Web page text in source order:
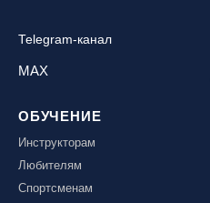
Telegram-канал
MAX
ОБУЧЕНИЕ
Инструкторам
Любителям
Спортсменам